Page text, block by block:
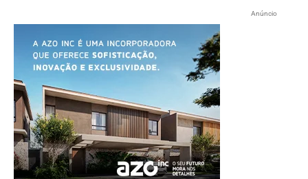
Anúncio